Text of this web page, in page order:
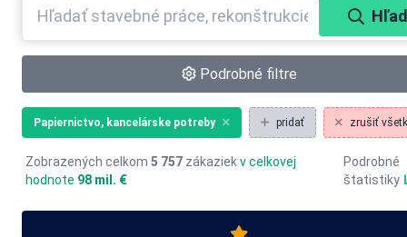
Podrobné filtre
Papiernictvo, kancelárske potreby pridať zrušiť
Zobrazených celkom 5 757 zákaziekv celkovej
hodnote 98 mil. €
Podrobné
štatistiky